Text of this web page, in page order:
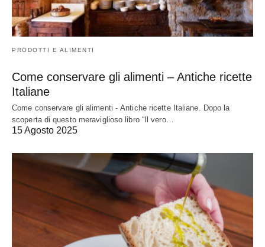
PRODOTTI E ALIMENTI
Come conservare gli alimenti – Antiche ricette
Italiane
Come conservare gli alimenti - Antiche ricette Italiane. Dopo la
scoperta di questo meraviglioso libro “Il vero…
15 Agosto 2025